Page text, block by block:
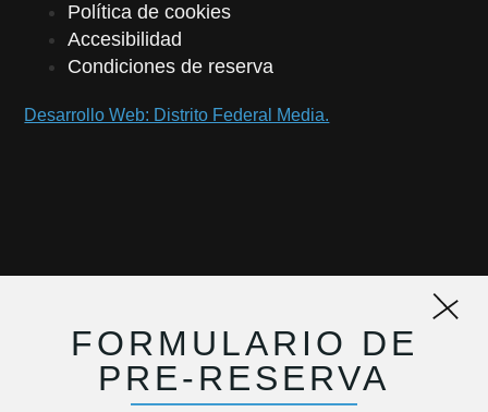
Desarrollo Web: Distrito Federal Media.
Política de cookies
Accesibilidad
Condiciones de reserva
FORMULARIO DE
PRE-RESERVA